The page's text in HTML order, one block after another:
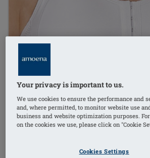
Your privacy is important to us.
We use cookies to ensure the performance and
and, where permitted, to monitor website use
business and website optimization purposes.
on the cookies we use, please click on "Cookie
Cookies Settings